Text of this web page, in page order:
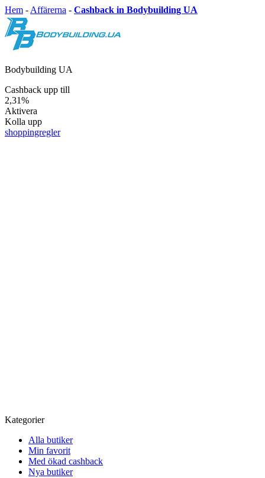
Hem - Affärerna - Cashback in Bodybuilding UA
Bodybuilding UA
Cashback upp till
2,31%
Aktivera
Kolla upp
shoppingregler
Kategorier
Alla butiker
Min favorit
Med ökad cashback
Nya butiker